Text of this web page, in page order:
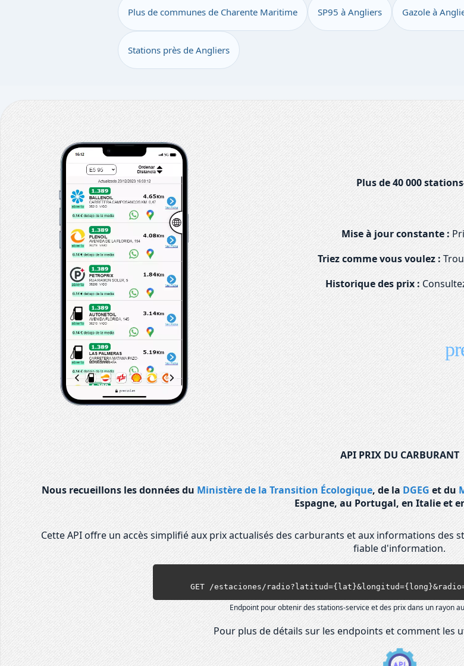
Plus de communes de Charente Maritime SP95 à Angliers Gazole à
Stations près de Angliers
Plus de 40 000
Mise à jour constante :
Triez comme vous voulez :
Historique des prix :
API PRIX DU CARBURANT
Nous recueillons les données du Ministère de la Transition Écologique, de la DGEG et du
Espagne, au Portugal, en Italie et
Cette API offre un accès simplifié aux prix actualisés des carburants et aux informations
fiable d'information.
GET /estaciones/
Endpoint pour obtenir des stations-service et des prix dans un rayon
Pour plus de détails sur les endpoints et comment les